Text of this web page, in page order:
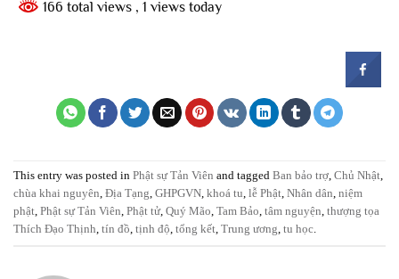
166 total views , 1 views today
This entry was posted in Phật sự Tản Viên and tagged Ban bảo trợ, Chủ Nhật,
chùa khai nguyên, Địa Tạng, GHPGVN, khoá tu, lễ Phật, Nhân dân, niệm
phật, Phật sự Tản Viên, Phật tử, Quý Mão, Tam Bảo, tâm nguyện, thượng tọa
Thích Đạo Thịnh, tín đồ, tịnh độ, tổng kết, Trung ương, tu học.